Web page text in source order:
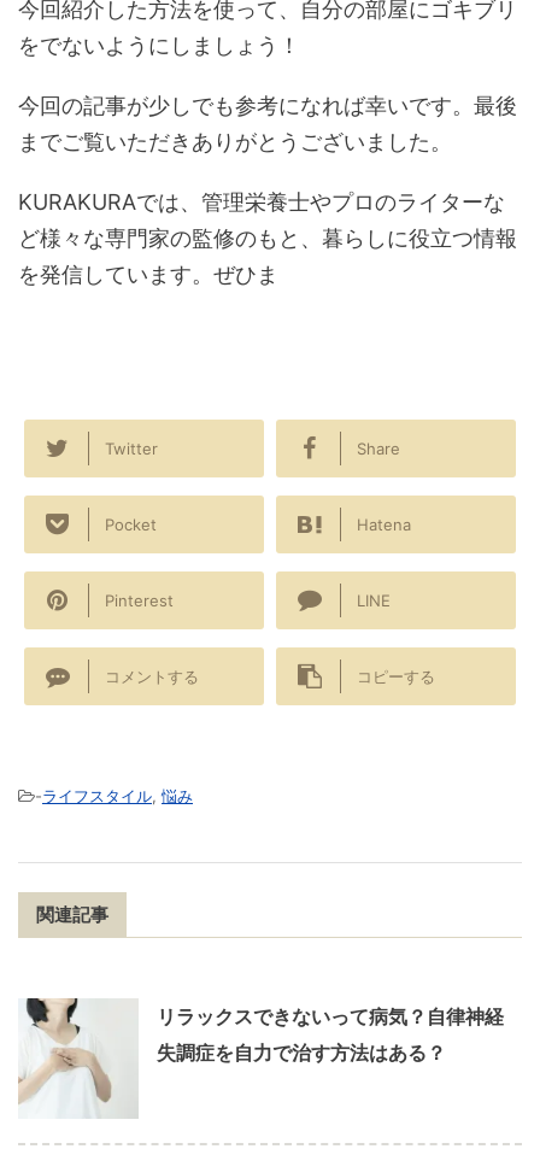
今回紹介した方法を使って、自分の部屋にゴキブリ
をでないようにしましょう！
今回の記事が少しでも参考になれば幸いです。最後
までご覧いただきありがとうございました。
KURAKURAでは、管理栄養士やプロのライターな
ど様々な専門家の監修のもと、暮らしに役立つ情報
を発信しています。ぜひま
Twitter Share
Pocket Hatena
Pinterest LINE
コメントする コピーする
-ライフスタイル,悩み
関連記事
リラックスできないって病気？自律神経
失調症を自力で治す方法はある？